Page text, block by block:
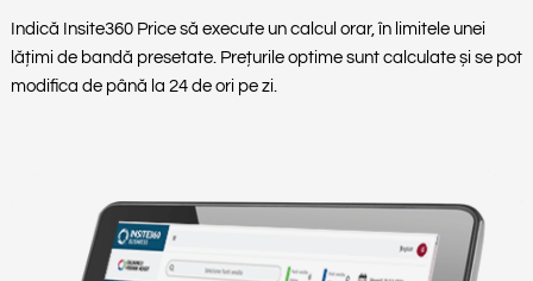
Indică Insite360 Price să execute un calcul orar, în limitele unei
lățimi de bandă presetate. Prețurile optime sunt calculate și se pot
modifica de până la 24 de ori pe zi.